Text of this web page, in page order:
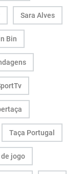
Sara Alves
Bin
Taça Portugal
jogo